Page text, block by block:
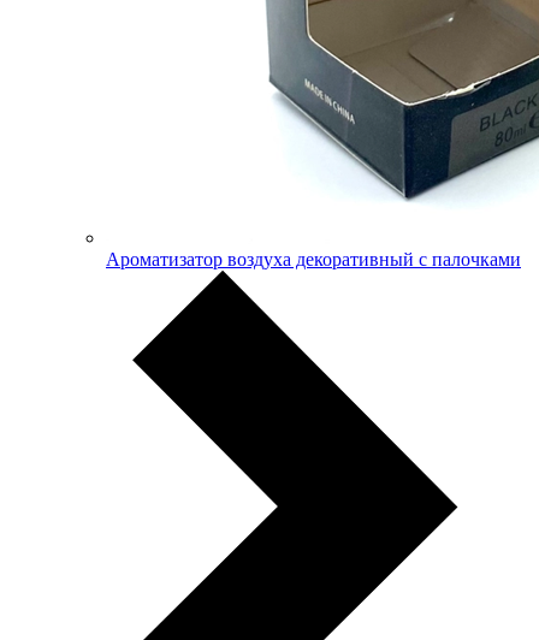
Ароматизатор воздуха декоративный с палочками